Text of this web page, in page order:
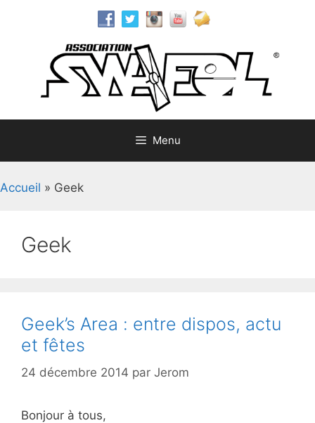
Menu
Accueil » Geek
Geek
Geek’s Area : entre dispos, actu
et fêtes
24 décembre 2014 par Jerom
Bonjour à tous,